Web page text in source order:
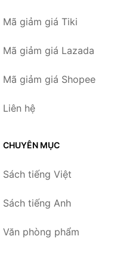
Mã giảm giá Tiki
Mã giảm giá Lazada
Mã giảm giá Shopee
Liên hệ
CHUYÊN MỤC
Sách tiếng Việt
Sách tiếng Anh
Văn phòng phẩm